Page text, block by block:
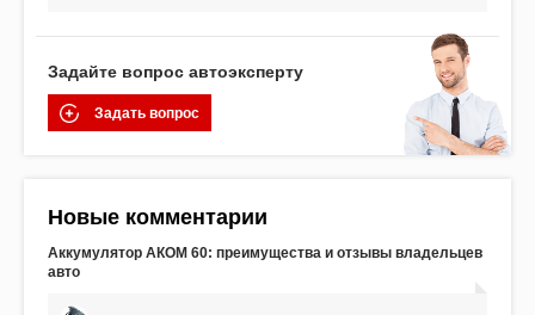
Задайте вопрос автоэксперту
Задать вопрос
Новые комментарии
Аккумулятор АКОМ 60: преимущества и отзывы владельцев
авто